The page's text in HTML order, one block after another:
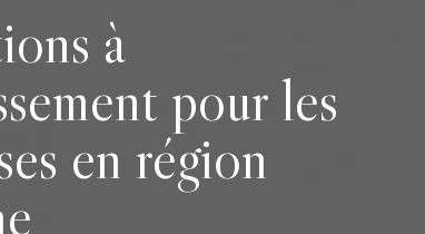
à
pour les
en région